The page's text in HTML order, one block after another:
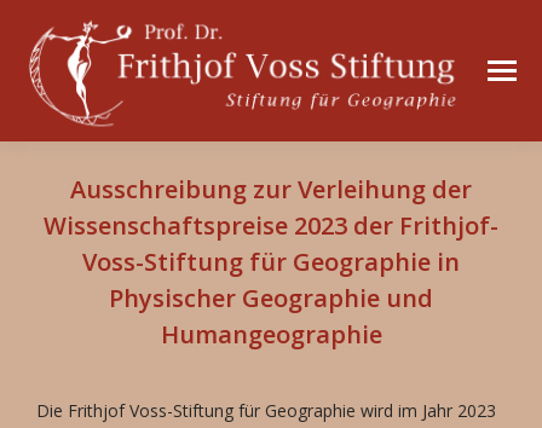
Ausschreibung zur Verleihung der
Wissenschaftspreise 2023 der Frithjof-
Voss-Stiftung für Geographie in
Physischer Geographie und
Humangeographie
Die Frithjof Voss-Stiftung für Geographie wird im Jahr 2023